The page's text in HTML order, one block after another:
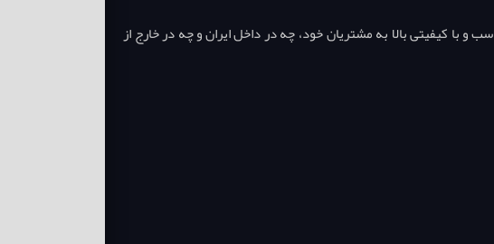
با کیفیتی بالا به مشتریان خود، چه در داخل ایران و چه در خارج از